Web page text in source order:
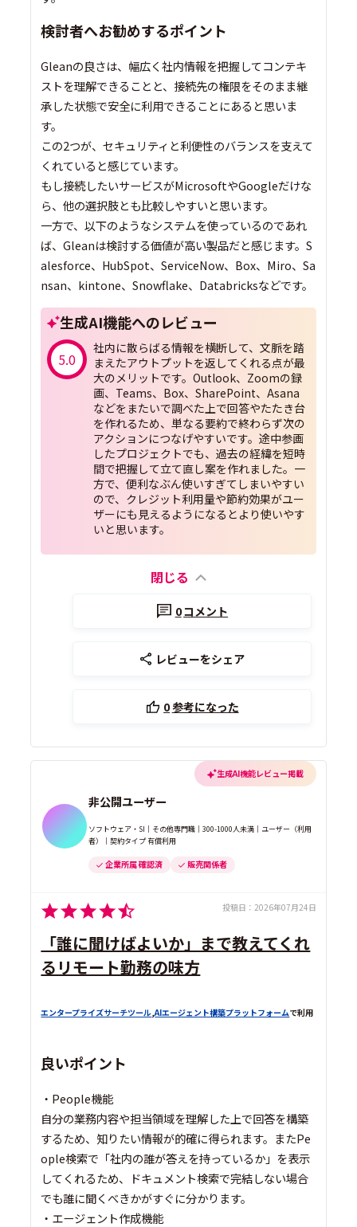
検討者へお勧めするポイント
Gleanの良さは、幅広く社内情報を把握してコンテキ
ストを理解できることと、接続先の権限をそのまま継
承した状態で安全に利用できることにあると思いま
す。
この2つが、セキュリティと利便性のバランスを支えて
くれていると感じています。
もし接続したいサービスがMicrosoftやGoogleだけな
ら、他の選択肢とも比較しやすいと思います。
一方で、以下のようなシステムを使っているのであれ
ば、Gleanは検討する価値が高い製品だと感じます。S
alesforce、HubSpot、ServiceNow、Box、Miro、Sa
nsan、kintone、Snowflake、Databricksなどです。
生成AI機能へのレビュー
5.0
社内に散らばる情報を横断して、文脈を踏
まえたアウトプットを返してくれる点が最
大のメリットです。Outlook、Zoomの録
画、Teams、Box、SharePoint、Asana
などをまたいで調べた上で回答やたたき台
を作れるため、単なる要約で終わらず次の
アクションにつなげやすいです。途中参画
したプロジェクトでも、過去の経緯を短時
間で把握して立て直し案を作れました。一
方で、便利なぶん使いすぎてしまいやすい
ので、クレジット利用量や節約効果がユー
ザーにも見えるようになるとより使いやす
閉じる
0コメント
レビューをシェア
0参考になった
生成AI機能レビュー掲載
非公開ユーザー
ソフトウェア・SI｜その他専門職｜300-1000人未満｜ユーザー（利用
者）｜契約タイプ 有償利用
企業所属 確認済 販売関係者
投稿日： 2026年07月24日
「誰に聞けばよいか」まで教えてくれ
るリモート勤務の味方
エンタープライズサーチツール ,AIエージェント構築プラットフォームで利用
良いポイント
・People機能
自分の業務内容や担当領域を理解した上で回答を構築
するため、知りたい情報が的確に得られます。またPe
ople検索で「社内の誰が答えを持っているか」を表示
してくれるため、ドキュメント検索で完結しない場合
でも誰に聞くべきかがすぐに分かります。
・エージェント作成機能